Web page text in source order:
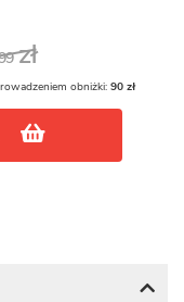
zł
obniżki: 90 zł